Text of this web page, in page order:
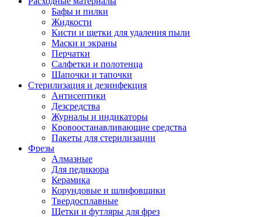
Бафы и пилки
Жидкости
Кисти и щетки для удаления пыли
Маски и экраны
Перчатки
Салфетки и полотенца
Шапочки и тапочки
Стерилизация и дезинфекция
Антисептики
Дезсредства
Журналы и индикаторы
Кровоостанавливающие средства
Пакеты для стерилизации
Фрезы
Алмазные
Для педикюра
Керамика
Корундовые и шлифовщики
Твердосплавные
Щетки и футляры для фрез